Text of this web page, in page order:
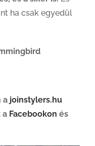
ha csak egyedül
a joinstylers.hu
a Facebookon és